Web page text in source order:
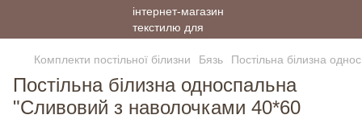
Комплекти постільної білизни Бязь Постільна білизна
Постільна білизна односпальна
"Сливовий з наволочками 40*60